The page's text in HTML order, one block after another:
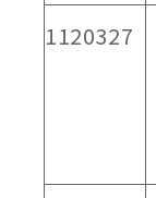
1120327